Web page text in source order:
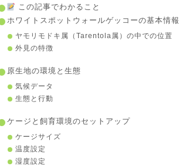
この記事でわかること
ホワイトスポットウォールゲッコーの基本情報
ヤモリモドキ属（Tarentola属）の中での位置
外見の特徴
原生地の環境と生態
気候データ
生態と行動
ケージと飼育環境のセットアップ
ケージサイズ
温度設定
湿度設定